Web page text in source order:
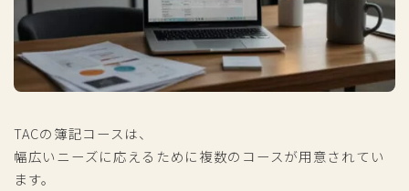
TACの簿記コースは、
幅広いニーズに応えるために複数のコースが用意されてい
ます。